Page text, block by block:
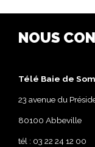
NOUS
Télé Baie de
23 avenue du
80100 Abbeville
tél : 03 22 24 12 00